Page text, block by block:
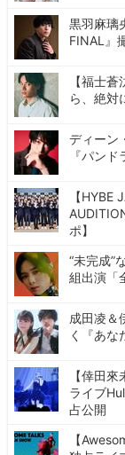
黒羽麻璃
FINAL』
【福士
ら、絶対
ディーン
『パン
【HYBE
ポ】
“未完成”
組出演「
成田凌＆
く『あな
【倖田
ライブ
占公開
【